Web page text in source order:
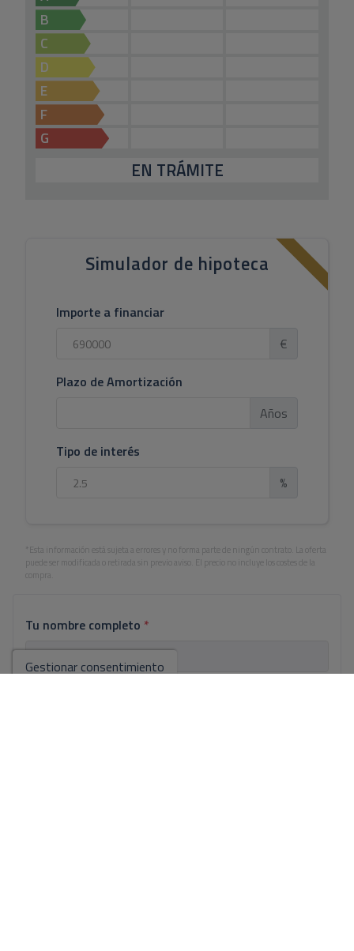
B
C
D
E
F
G
EN TRÁMITE
Simulador de hipoteca
Importe a financiar
€
Plazo de Amortización
Años
Tipo de interés
%
*Esta información está sujeta a errores y no forma parte de ningún contrato. La oferta
puede ser modificada o retirada sin previo aviso. El precio no incluye los costes de la
compra.
Tu nombre completo *
Gestionar consentimiento